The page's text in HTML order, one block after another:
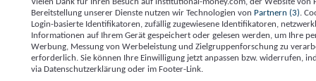
Institutional Money
ImpressumDatenschutzerklärung
Bereitstellung unserer Dienste nutzen wir Technologien von Partnern (3) .
Login-basierte Identifikatoren, zufällig zugewiesene Identifikatoren,
Informationen auf Ihrem Gerät gespeichert oder gelesen werden, um Ihre
Werbung, Messung von Werbeleistung und Zielgruppenforschung zu
erforderlich. Sie können Ihre Einwilligung jetzt anpassen bzw. widerrufen,
via Datenschutzerklärung oder im Footer-Link.